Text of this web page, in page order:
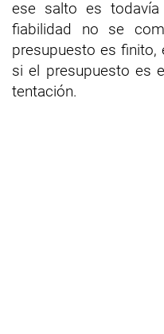
ese salto es
fiabilidad no se
presupuesto es finito,
si el presupuesto es
tentación.